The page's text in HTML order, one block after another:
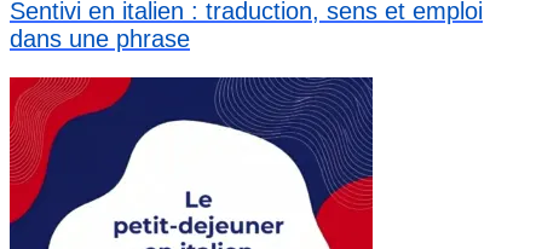
Sentivi en italien : traduction, sens et emploi
dans une phrase